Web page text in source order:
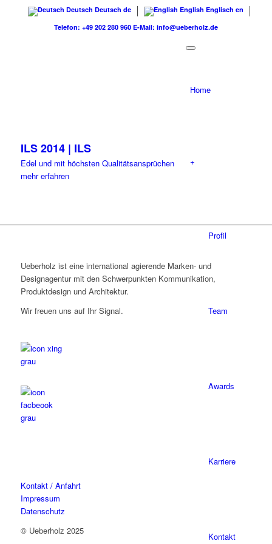
Deutsch Deutsch de English Englisch en
Telefon: +49 202 280 960 E-Mail: info@ueberholz.de
Home
+
Profil
Team
Awards
Karriere
Kontakt
ILS 2014 | ILS
Edel und mit höchsten Qualitätsansprüchen
mehr erfahren
Ueberholz ist eine international agierende Marken- und
Designagentur mit den Schwerpunkten Kommunikation,
Produktdesign und Architektur.
Wir freuen uns auf Ihr Signal.
Kontakt / Anfahrt
Impressum
Datenschutz
© Ueberholz 2025